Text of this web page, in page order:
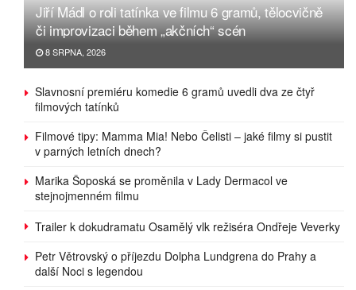
Jiří Mádl o roli tatínka ve filmu 6 gramů, tělocvičně
či improvizaci během „akčních“ scén
8 SRPNA, 2026
Slavnosní premiéru komedie 6 gramů uvedli dva ze čtyř
filmových tatínků
Filmové tipy: Mamma Mia! Nebo Čelisti – jaké filmy si pustit
v parných letních dnech?
Marika Šoposká se proměnila v Lady Dermacol ve
stejnojmenném filmu
Trailer k dokudramatu Osamělý vlk režiséra Ondřeje Veverky
Petr Větrovský o příjezdu Dolpha Lundgrena do Prahy a
další Noci s legendou